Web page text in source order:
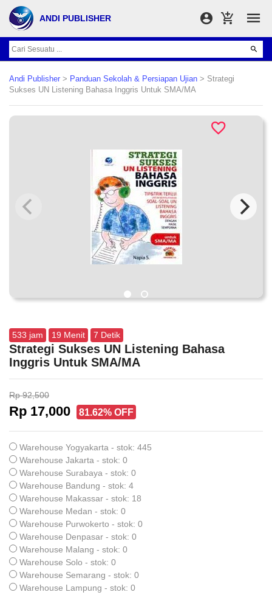
ANDI PUBLISHER
Andi Publisher > Panduan Sekolah & Persiapan Ujian > Strategi
Sukses UN Listening Bahasa Inggris Untuk SMA/MA
533 jam 19 Menit 6 Detik
Strategi Sukses UN Listening Bahasa
Inggris Untuk SMA/MA
Rp 92,500
Rp 17,000 81.62% OFF
Warehouse Yogyakarta - stok: 445
Warehouse Jakarta - stok: 0
Warehouse Surabaya - stok: 0
Warehouse Bandung - stok: 4
Warehouse Makassar - stok: 18
Warehouse Medan - stok: 0
Warehouse Purwokerto - stok: 0
Warehouse Denpasar - stok: 0
Warehouse Malang - stok: 0
Warehouse Solo - stok: 0
Warehouse Semarang - stok: 0
Warehouse Lampung - stok: 0